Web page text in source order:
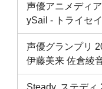
声優アニメディ
ySail - トライセ
声優グランプリ
伊藤美来 佐倉綾
Steady. ステディ